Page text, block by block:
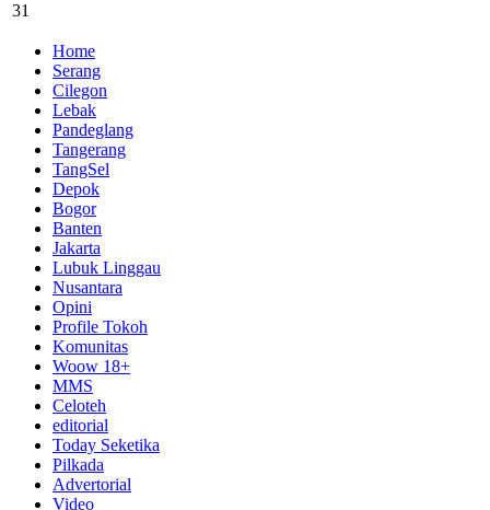
31
Home
Serang
Cilegon
Lebak
Pandeglang
Tangerang
TangSel
Depok
Bogor
Banten
Jakarta
Lubuk Linggau
Nusantara
Opini
Profile Tokoh
Komunitas
Woow 18+
MMS
Celoteh
editorial
Today Seketika
Pilkada
Advertorial
Video